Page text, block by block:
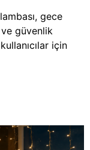
gece
ve güvenlik
için